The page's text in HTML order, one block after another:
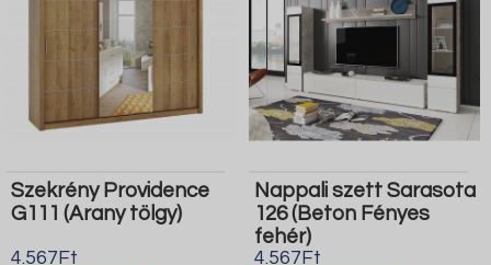
Szekrény Providence
G111 (Arany tölgy)
4.567Ft
Nappali szett Sarasota
126 (Beton Fényes
fehér)
4.567Ft